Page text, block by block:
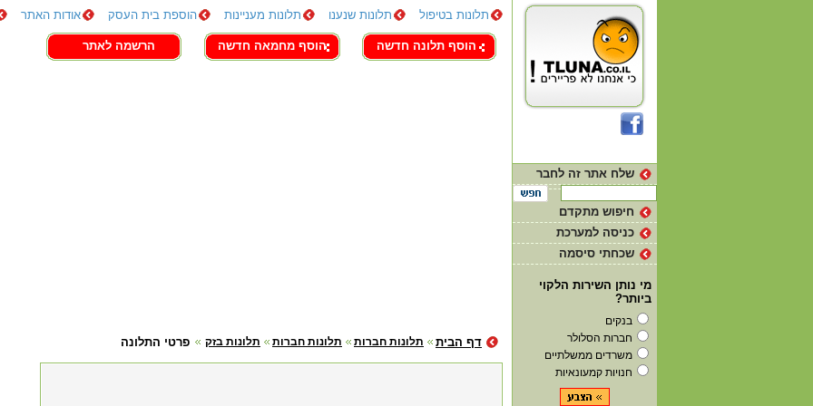
תלונות בטיפול תלונות שנענו תלונות מעניינות הוספת בית העסק אודות האתר
צור קשר
הוסף תלונה חדשה הוסף מחמאה חדשה הרשמה לאתר
פרטי התלונה תלונות בזק תלונות חברות תלונות חברות דף הבית
שלח אתר זה לחבר
חיפוש מתקדם
כניסה למערכת
שכחתי סיסמה
מי נותן השירות הלקוי
ביותר?
בנקים
חברות הסלולר
משרדים ממשלתיים
חנויות קמעונאיות